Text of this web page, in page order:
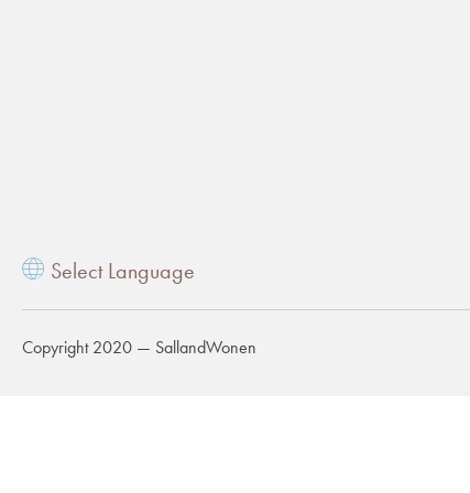
Vertaal deze pagina
Select Language
Copyright 2020 — SallandWonen